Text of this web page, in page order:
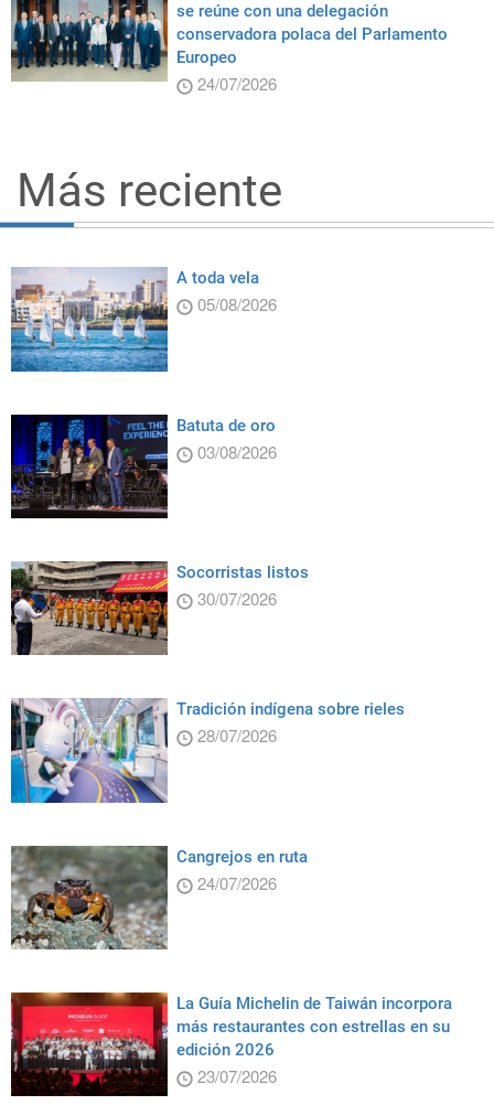
se reúne con una delegación
conservadora polaca del Parlamento
Europeo
24/07/2026
Más reciente
A toda vela
05/08/2026
Batuta de oro
03/08/2026
Socorristas listos
30/07/2026
Tradición indígena sobre rieles
28/07/2026
Cangrejos en ruta
24/07/2026
La Guía Michelin de Taiwán incorpora
más restaurantes con estrellas en su
edición 2026
23/07/2026